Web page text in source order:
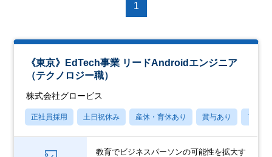
1
《東京》EdTech事業 リードAndroidエンジニア
（テクノロジー職）
株式会社グロービス
正社員採用 土日祝休み 産休・育休あり 賞与あり フレッ
教育でビジネスパーソンの可能性を拡大す